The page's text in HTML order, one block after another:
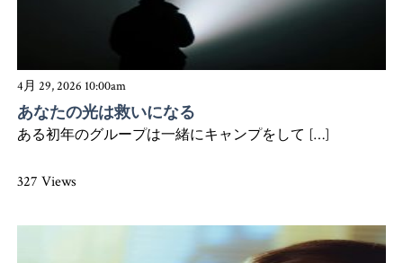
4月 29, 2026 10:00am
あなたの光は救いになる
ある初年のグループは一緒にキャンプをして […]
327 Views